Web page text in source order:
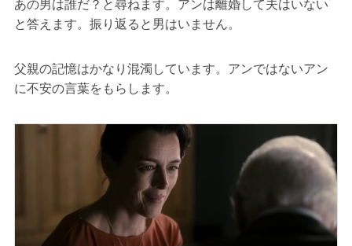
あの男は誰だ？と尋ねます。アンは離婚して夫はいない
と答えます。振り返ると男はいません。
父親の記憶はかなり混濁しています。アンではないアン
に不安の言葉をもらします。